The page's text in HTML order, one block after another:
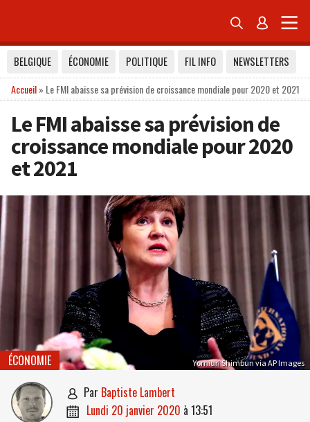
 
BELGIQUE ÉCONOMIE POLITIQUE FIL INFO
NEWSLETTERS
Accueil» Le FMI abaisse sa prévision de croissance mondiale pour 2020 et 2021
Le FMI abaisse sa prévision de
croissance mondiale pour 2020
et 2021
Yomiuri Shimbun via AP Images
ÉCONOMIE
 par Baptiste Lambert
 lundi 20 janvier 2020 à 13:51